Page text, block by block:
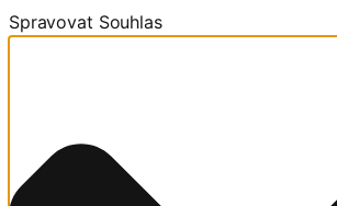
Spravovat Souhlas